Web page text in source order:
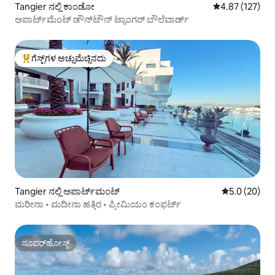
Tangier ನಲ್ಲಿ ಕಾಂಡೋ 5 ರಲ್ಲಿ 4.87
4.87 (127)
ಅಪಾರ್ಟ್‌ಮೆಂಟ್ ಡೌನ್‌ಟೌನ್ ಟ್ಯಾಂಗರ್ ಬೌಲೆವಾರ್ಡ್
ಗೆಸ್ಟ್‌ಗಳಿಗೆ ಅತಿ ಹೆಚ್ಚು ಅಚ್ಚುಮೆಚ್ಚಿನದು
ಗೆಸ್ಟ್‌ಗಳ ಅಚ್ಚುಮೆಚ್ಚಿನದು
Tangier ನಲ್ಲಿ ಅಪಾರ್ಟ್‌ಮಂಟ್ 5 ರಲ್ಲಿ 5.0
5.0 (20)
ಮರೀನಾ • ಮದೀನಾ ಹತ್ತಿರ • ಪ್ರೀಮಿಯಂ ಕಂಫರ್ಟ್
ಸೂಪರ್‌ಹೋಸ್ಟ್
ಸೂಪರ್‌ಹೋಸ್ಟ್